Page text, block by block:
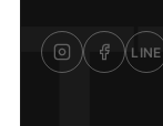
LINE